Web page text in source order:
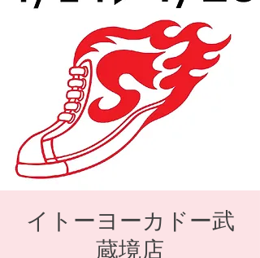
イトーヨーカドー武
蔵境店